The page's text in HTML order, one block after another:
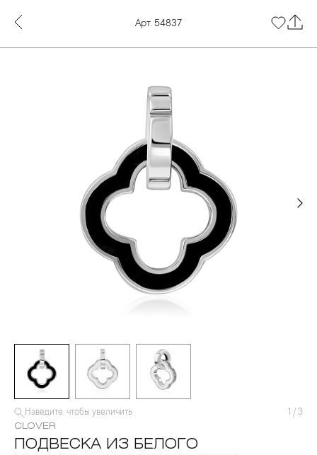
Арт. 54837
Наведите, чтобы увеличить 1 / 3
CLOVER
ПОДВЕСКА ИЗ БЕЛОГО